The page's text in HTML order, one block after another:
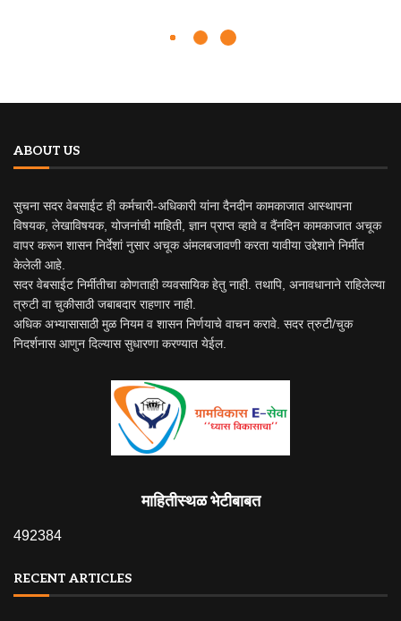
ABOUT US
सुचना सदर वेबसाईट ही कर्मचारी-अधिकारी यांना दैनदीन कामकाजात आस्थापना
विषयक, लेखाविषयक, योजनांची माहिती, ज्ञान प्राप्त व्हावे व दैंनदिन कामकाजात अचूक
वापर करून शासन निर्देशां नुसार अचूक अंमलबजावणी करता यावीया उद्देशाने निर्मीत
केलेली आहे.
सदर वेबसाईट निर्मीतीचा कोणताही व्यवसायिक हेतु नाही. तथापि, अनावधानाने राहिलेल्या
त्रुटी वा चुकीसाठी जबाबदार राहणार नाही.
अधिक अभ्यासासाठी मुळ नियम व शासन निर्णयाचे वाचन करावे. सदर त्रुटी/चुक
निदर्शनास आणुन दिल्यास सुधारणा करण्यात येईल.
माहितीस्थळ भेटीबाबत
492384
RECENT ARTICLES